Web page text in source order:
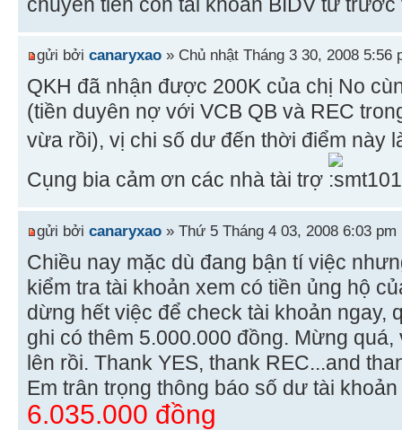
gửi bởi canaryxao » Chủ nhật Tháng 3 30, 2008 5:56
QKH đã nhận được 200K của chị No
(tiền duyên nợ với VCB QB và REC
vừa rồi), vị chi số dư đến thời điểm này
Cụng bia cảm ơn các nhà tài trợ
gửi bởi canaryxao » Thứ 5 Tháng 4 03, 2008 6:03 pm
Chiều nay mặc dù đang bận tí việc
kiểm tra tài khoản xem có tiền ủng hộ
dừng hết việc để check tài khoản ngay,
ghi có thêm 5.000.000 đồng. Mừng
lên rồi. Thank YES, thank REC...and
Em trân trọng thông báo số dư tài
6.035.000 đồng